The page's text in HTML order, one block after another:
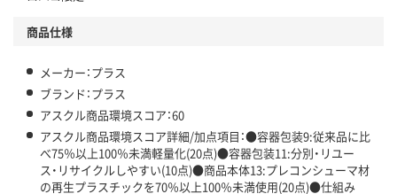
商品仕様
メーカー：プラス
ブランド：プラス
アスクル商品環境スコア：60
アスクル商品環境スコア詳細/加点項目：●容器包装9:従来品に比
べ75％以上100％未満軽量化(20点)●容器包装11:分別・リユー
ス・リサイクルしやすい(10点)●商品本体13:プレコンシューマ材
の再生プラスチックを70％以上100％未満使用(20点)●仕組み